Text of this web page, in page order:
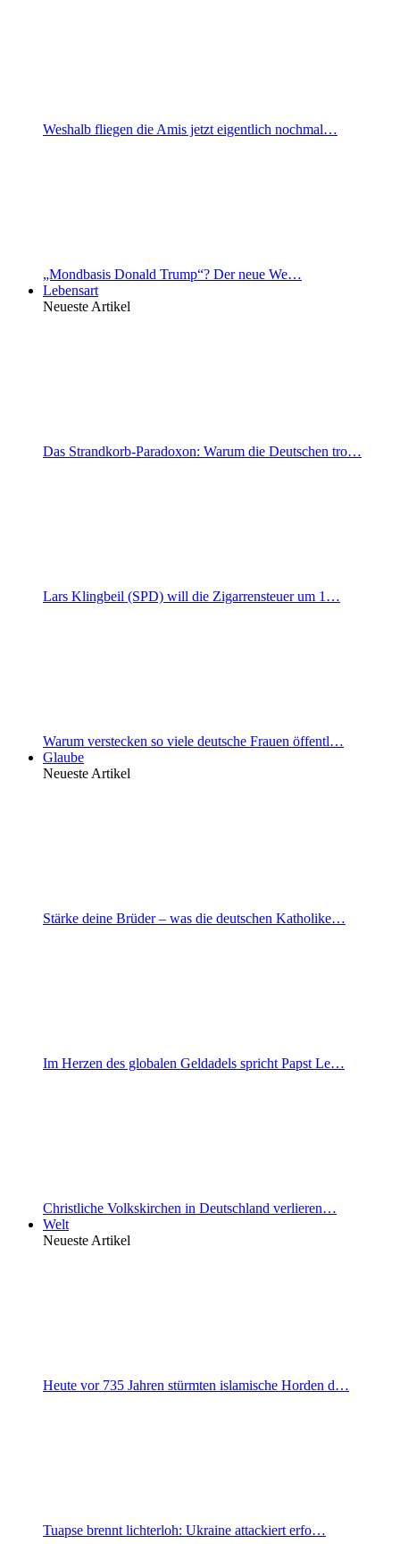
Weshalb fliegen die Amis jetzt eigentlich nochmal…
„Mondbasis Donald Trump“? Der neue We…
Lebensart
Neueste Artikel
Das Strandkorb-Paradoxon: Warum die Deutschen tro…
Lars Klingbeil (SPD) will die Zigarrensteuer um 1…
Warum verstecken so viele deutsche Frauen öffentl…
Glaube
Neueste Artikel
Stärke deine Brüder – was die deutschen Katholike…
Im Herzen des globalen Geldadels spricht Papst Le…
Christliche Volkskirchen in Deutschland verlieren…
Welt
Neueste Artikel
Heute vor 735 Jahren stürmten islamische Horden d…
Tuapse brennt lichterloh: Ukraine attackiert erfo…